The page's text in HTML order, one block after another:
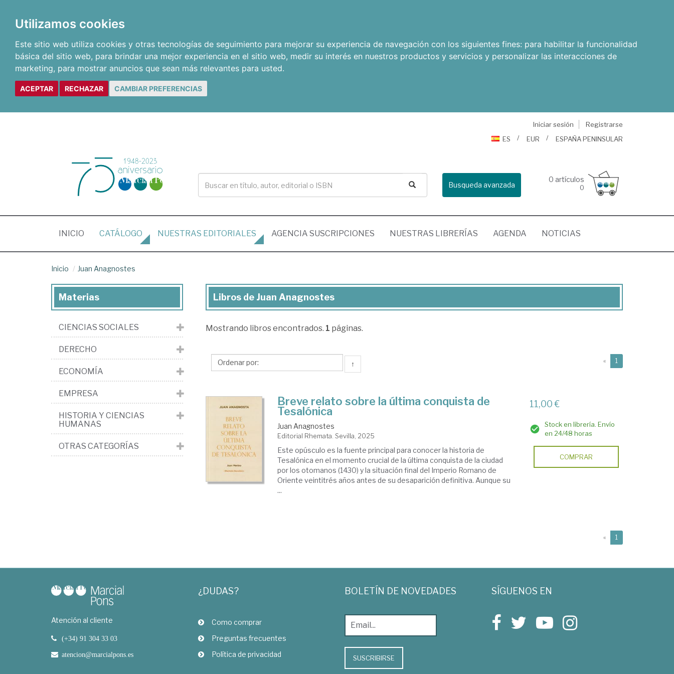
Utilizamos cookies
Este sitio web utiliza cookies y otras tecnologías de seguimiento para mejorar su experiencia de navegación con los siguientes fines: para habilitar la funcionalidad
básica del sitio web, para brindar una mejor experiencia en el sitio web, medir su interés en nuestros productos y servicios y personalizar las interacciones de
marketing, para mostrar anuncios que sean más relevantes para usted.
ACEPTAR RECHAZAR CAMBIAR PREFERENCIAS
Iniciar sesión
Registrarse
ES
EUR ESPAÑA PENINSULAR
Busqueda avanzada
0 artículos
0
INICIO (CURRENT)
CATÁLOGO NUESTRAS EDITORIALES AGENCIA SUSCRIPCIONES NUESTRAS LIBRERÍAS AGENDA NOTICIAS
Inicio Juan Anagnostes
Libros
Juan
Libros de Juan Anagnostes
Mostrando libros encontrados. 1 páginas.
↑ « 1
Breve relato sobre la última conquista de
Tesalónica
Juan Anagnostes
Editorial Rhemata. Sevilla, 2025
Este opúsculo es la fuente principal para conocer la historia de
Tesalónica en el momento crucial de la última conquista de la ciudad
por los otomanos (1430) y la situación final del Imperio Romano de
Oriente veintitrés años antes de su desaparición definitiva. Aunque su
...
11,00 €
Stock en librería. Envío
en 24/48 horas
COMPRAR
« 1
Materias
CIENCIAS SOCIALES
DERECHO
ECONOMÍA
EMPRESA
HISTORIA Y CIENCIAS
HUMANAS
OTRAS CATEGORÍAS
Atención al cliente
(+34) 91 304 33 03
atencion@marcialpons.es
¿DUDAS?
Como comprar
Preguntas frecuentes
Política de privacidad
BOLETÍN DE NOVEDADES
SUSCRIBIRSE
SÍGUENOS EN